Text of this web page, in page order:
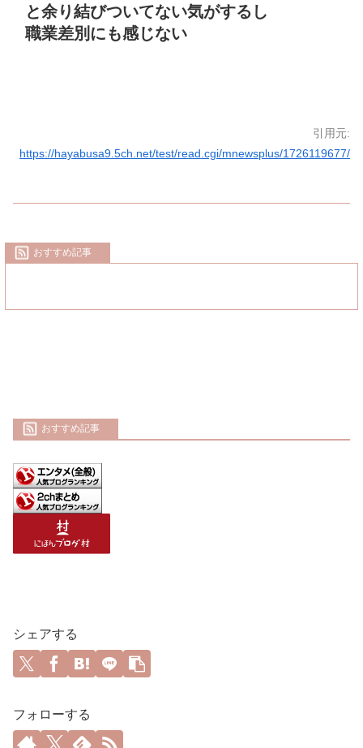
と余り結びついてない気がするし
職業差別にも感じない
引用元:
https://hayabusa9.5ch.net/test/read.cgi/mnewsplus/1726119677/
おすすめ記事
おすすめ記事
シェアする
フォローする